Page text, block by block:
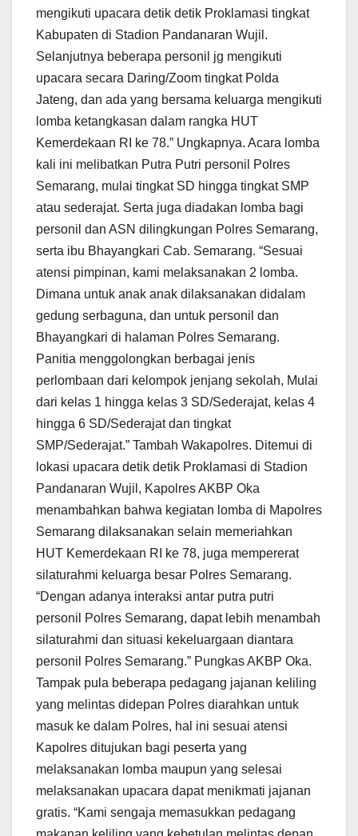
mengikuti upacara detik detik Proklamasi tingkat
Kabupaten di Stadion Pandanaran Wujil.
Selanjutnya beberapa personil jg mengikuti
upacara secara Daring/Zoom tingkat Polda
Jateng, dan ada yang bersama keluarga mengikuti
lomba ketangkasan dalam rangka HUT
Kemerdekaan RI ke 78.” Ungkapnya. Acara lomba
kali ini melibatkan Putra Putri personil Polres
Semarang, mulai tingkat SD hingga tingkat SMP
atau sederajat. Serta juga diadakan lomba bagi
personil dan ASN dilingkungan Polres Semarang,
serta ibu Bhayangkari Cab. Semarang. “Sesuai
atensi pimpinan, kami melaksanakan 2 lomba.
Dimana untuk anak anak dilaksanakan didalam
gedung serbaguna, dan untuk personil dan
Bhayangkari di halaman Polres Semarang.
Panitia menggolongkan berbagai jenis
perlombaan dari kelompok jenjang sekolah, Mulai
dari kelas 1 hingga kelas 3 SD/Sederajat, kelas 4
hingga 6 SD/Sederajat dan tingkat
SMP/Sederajat.” Tambah Wakapolres. Ditemui di
lokasi upacara detik detik Proklamasi di Stadion
Pandanaran Wujil, Kapolres AKBP Oka
menambahkan bahwa kegiatan lomba di Mapolres
Semarang dilaksanakan selain memeriahkan
HUT Kemerdekaan RI ke 78, juga mempererat
silaturahmi keluarga besar Polres Semarang.
“Dengan adanya interaksi antar putra putri
personil Polres Semarang, dapat lebih menambah
silaturahmi dan situasi kekeluargaan diantara
personil Polres Semarang.” Pungkas AKBP Oka.
Tampak pula beberapa pedagang jajanan keliling
yang melintas didepan Polres diarahkan untuk
masuk ke dalam Polres, hal ini sesuai atensi
Kapolres ditujukan bagi peserta yang
melaksanakan lomba maupun yang selesai
melaksanakan upacara dapat menikmati jajanan
gratis. “Kami sengaja memasukkan pedagang